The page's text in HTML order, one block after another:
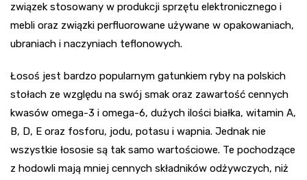
związek stosowany w produkcji sprzętu elektronicznego i
mebli oraz związki perfluorowane używane w opakowaniach,
ubraniach i naczyniach teflonowych.
Łosoś jest bardzo popularnym gatunkiem ryby na polskich
stołach ze względu na swój smak oraz zawartość cennych
kwasów omega-3 i omega-6, dużych ilości białka, witamin A,
B, D, E oraz fosforu, jodu, potasu i wapnia. Jednak nie
wszystkie łososie są tak samo wartościowe. Te pochodzące
z hodowli mają mniej cennych składników odżywczych, niż